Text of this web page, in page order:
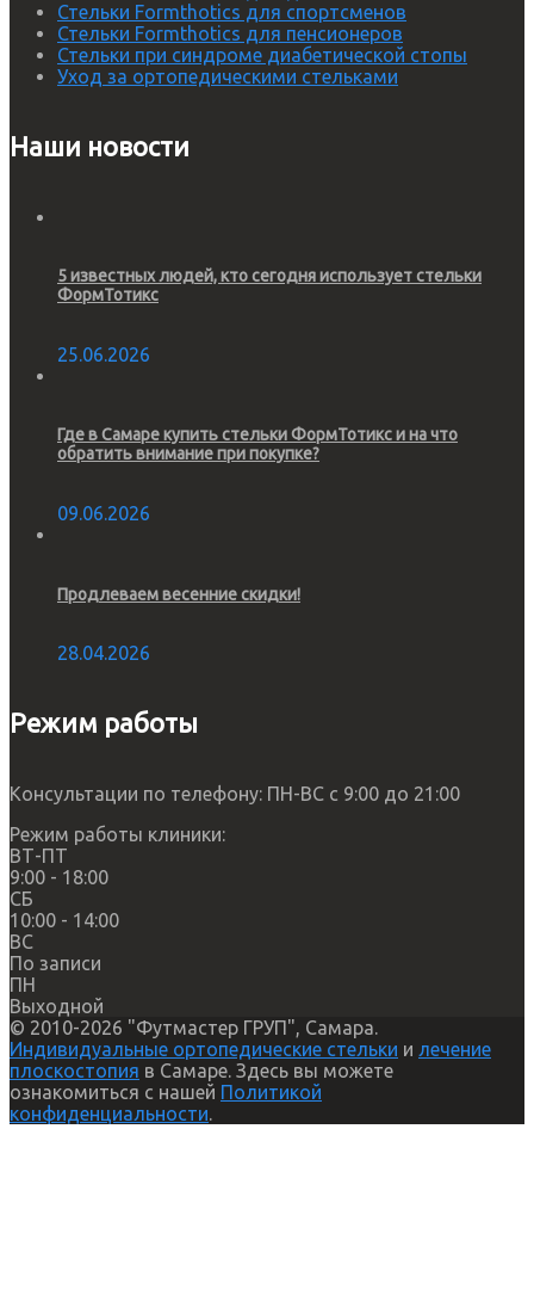
Стельки Formthotics для спортсменов
Стельки Formthotics для пенсионеров
Стельки при синдроме диабетической стопы
Уход за ортопедическими стельками
Наши новости
5 известных людей, кто сегодня использует стельки
ФормТотикс
25.06.2026
Где в Самаре купить стельки ФормТотикс и на что
обратить внимание при покупке?
09.06.2026
Продлеваем весенние скидки!
28.04.2026
Режим работы
Консультации по телефону: ПН-ВС с 9:00 до 21:00
Режим работы клиники:
ВТ-ПТ
9:00 - 18:00
СБ
10:00 - 14:00
ВС
По записи
ПН
Выходной
© 2010-2026 "Футмастер ГРУП", Самара.
Индивидуальные ортопедические стельки и лечение
плоскостопия в Самаре. Здесь вы можете
ознакомиться с нашей Политикой
конфиденциальности.